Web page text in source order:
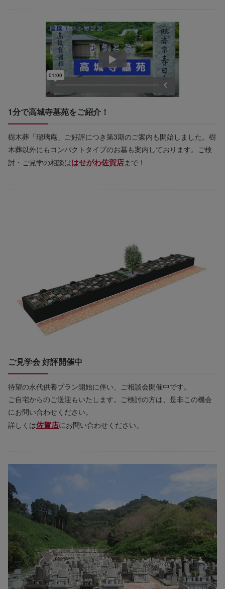
1分で高城寺墓苑をご紹介！
樹木葬「瑠璃庵」ご好評につき第3期のご案内も開始しました。樹
木葬以外にもコンパクトタイプのお墓も案内しております。ご検
討・ご見学の相談ははせがわ佐賀店まで！
ご見学会 好評開催中
待望の永代供養プラン開始に伴い、ご相談会開催中です。
ご自宅からのご送迎もいたします。ご検討の方は、是非この機会
にお問い合わせください。
詳しくは佐賀店にお問い合わせください。